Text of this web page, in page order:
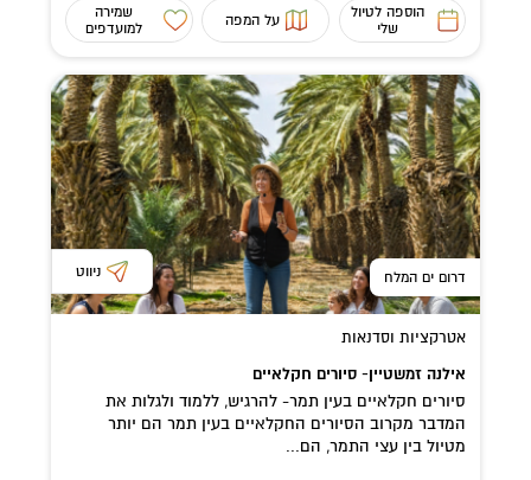
הוספה לטיול
שלי
על המפה
שמירה
למועדפים
דרום ים המלח ניווט
אטרקציות וסדנאות
אילנה זמשטיין- סיורים חקלאיים
סיורים חקלאיים בעין תמר- להרגיש, ללמוד ולגלות את
המדבר מקרוב הסיורים החקלאיים בעין תמר הם יותר
מטיול בין עצי התמר, הם...